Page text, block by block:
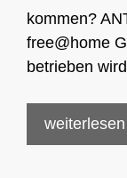
kommen?
free@home
betrieben